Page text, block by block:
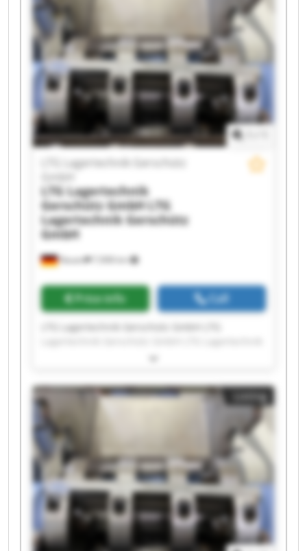
Lagertechnik Gerschütz GmbH LTG Lagertechnik
Gerschütz GmbH LTG Lagertechnik Gerschütz
GmbH LTG Lagertechnik Gerschütz GmbH LTG
Lagertechnik Gerschütz GmbH LTG Lagertechnik
Gerschütz GmbH LTG Lagertechnik Gerschütz
GmbH LTG Lagertechnik Gerschütz GmbH LTG
Lagertechnik Gerschütz GmbH LTG Lagertechnik
Gerschütz GmbH LTG Lagertechnik Gerschütz
GmbH
Nauen 7,908 km
LTG Lagertechnik Gerschütz
LTG Lagertechnik
Gerschütz GmbHLTG
Lagertechnik Gerschütz
GmbH
Price info Call
LTG Lagertechnik Gerschütz GmbH LTG
Gerschütz GmbH LTG Lagertechnik Gerschütz
Lagertechnik Gerschütz GmbH LTG Lagertechnik
Gerschütz GmbH LTG Lagertechnik Gerschütz
Lagertechnik Gerschütz GmbH LTG Lagertechnik
Gerschütz GmbH LTG Lagertechnik Gerschütz
GmbH LTG Lagertechnik Gerschütz GmbH LTG
Lagertechnik Gerschütz GmbH LTG Lagertechnik
Gerschütz GmbH LTG Lagertechnik Gerschütz
GmbH LTG Lagertechnik Gerschütz GmbH LTG
Lagertechnik Gerschütz GmbH LTG Lagertechnik
Gerschütz GmbH LTG Lagertechnik Gerschütz
GmbH
Listing